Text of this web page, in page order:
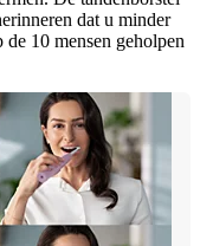
dat u minder
10 mensen geholpen